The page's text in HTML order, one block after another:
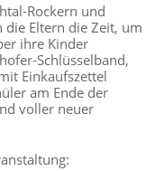
Rockern und
die Eltern die Zeit, um
ihre Kinder
Schlüsselband,
Einkaufszettel
am Ende der
voller neuer